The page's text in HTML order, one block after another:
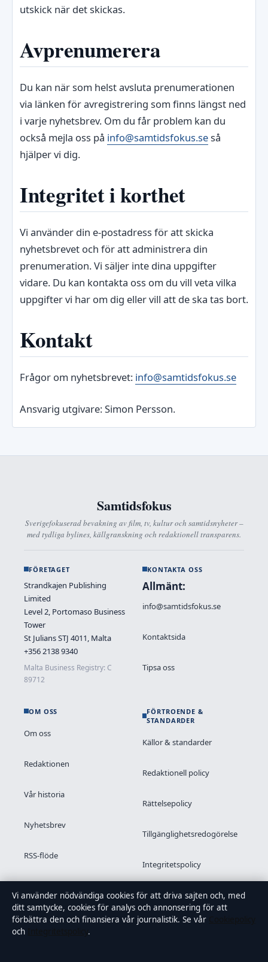
utskick när det skickas.
Avprenumerera
Du kan när som helst avsluta prenumerationen
via länken för avregistrering som finns längst ned
i varje nyhetsbrev. Om du får problem kan du
också mejla oss på info@samtidsfokus.seså
hjälper vi dig.
Integritet i korthet
Vi använder din e-postadress för att skicka
nyhetsbrevet och för att administrera din
prenumeration. Vi säljer inte dina uppgifter
vidare. Du kan kontakta oss om du vill veta vilka
uppgifter vi har om dig eller vill att de ska tas bort.
Kontakt
Frågor om nyhetsbrevet: info@samtidsfokus.se
Ansvarig utgivare: Simon Persson.
Samtidsfokus
Sverigefokuserad bevakning av film, tv, kultur och samtidsnyheter –
med tydliga bylines, källgranskning och redaktionell transparens.
FÖRETAGET
Strandkajen Publishing
Limited
Level 2, Portomaso Business
Tower
St Julians STJ 4011, Malta
+356 2138 9340
Malta Business Registry: C
89712
KONTAKTA OSS
Allmänt:
info@samtidsfokus.se
Kontaktsida
Tipsa oss
OM OSS
Om oss
Redaktionen
Vår historia
Nyhetsbrev
RSS-flöde
FÖRTROENDE &
STANDARDER
Källor & standarder
Redaktionell policy
Rättelsepolicy
Tillgänglighetsredogörelse
Integritetspolicy
Kändisar & integritet
Vi använder nödvändiga cookies för att driva sajten och, med
ditt samtycke, cookies för analys och annonsering för att
förbättra den och finansiera vår journalistik. Se vår
och
.